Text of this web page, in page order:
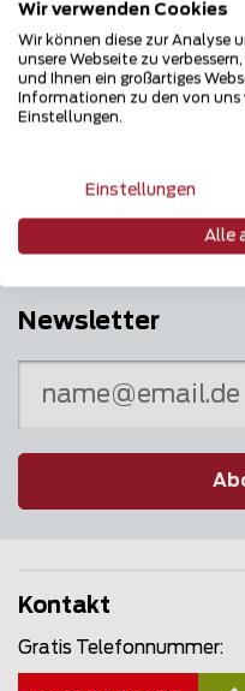
Mehrfach
Newsletter
Kontakt
Gratis Telefonnummer:
Wir verwenden Cookies
Wir können diese zur Analyse
unsere Webseite zu
und Ihnen ein großartiges
Informationen zu den von
Einstellungen.
Einstellungen
Alle